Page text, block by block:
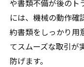
や書類不備が後のト
には、機械の動作確
約書類をしっかり用
てスムーズな取引が
防げます。